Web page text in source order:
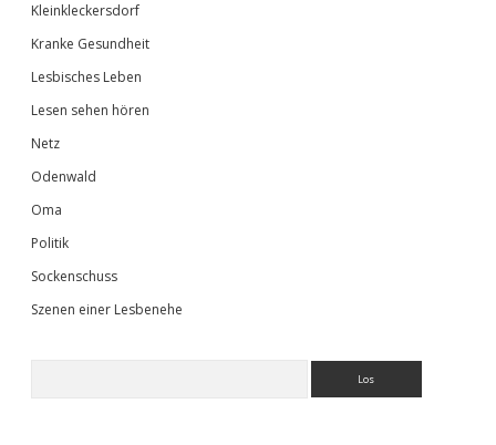
Kleinkleckersdorf
Kranke Gesundheit
Lesbisches Leben
Lesen sehen hören
Netz
Odenwald
Oma
Politik
Sockenschuss
Szenen einer Lesbenehe